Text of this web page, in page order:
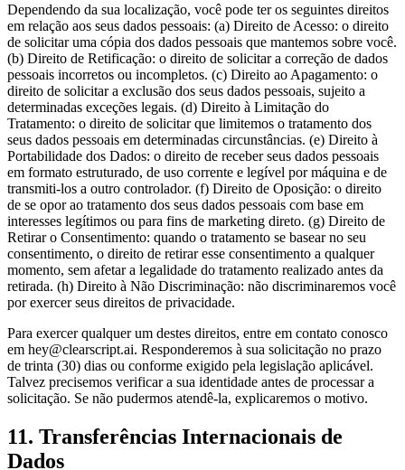
Dependendo da sua localização, você pode ter os seguintes direitos
em relação aos seus dados pessoais: (a) Direito de Acesso: o direito
de solicitar uma cópia dos dados pessoais que mantemos sobre você.
(b) Direito de Retificação: o direito de solicitar a correção de dados
pessoais incorretos ou incompletos. (c) Direito ao Apagamento: o
direito de solicitar a exclusão dos seus dados pessoais, sujeito a
determinadas exceções legais. (d) Direito à Limitação do
Tratamento: o direito de solicitar que limitemos o tratamento dos
seus dados pessoais em determinadas circunstâncias. (e) Direito à
Portabilidade dos Dados: o direito de receber seus dados pessoais
em formato estruturado, de uso corrente e legível por máquina e de
transmiti-los a outro controlador. (f) Direito de Oposição: o direito
de se opor ao tratamento dos seus dados pessoais com base em
interesses legítimos ou para fins de marketing direto. (g) Direito de
Retirar o Consentimento: quando o tratamento se basear no seu
consentimento, o direito de retirar esse consentimento a qualquer
momento, sem afetar a legalidade do tratamento realizado antes da
retirada. (h) Direito à Não Discriminação: não discriminaremos você
por exercer seus direitos de privacidade.
Para exercer qualquer um destes direitos, entre em contato conosco
em hey@clearscript.ai. Responderemos à sua solicitação no prazo
de trinta (30) dias ou conforme exigido pela legislação aplicável.
Talvez precisemos verificar a sua identidade antes de processar a
solicitação. Se não pudermos atendê-la, explicaremos o motivo.
11. Transferências Internacionais de
Dados